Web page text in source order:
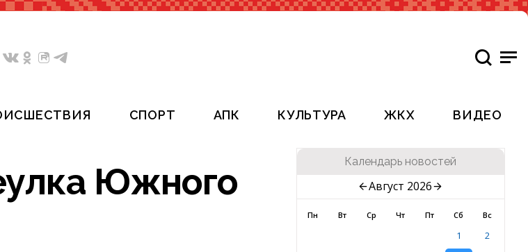
СПОРТ АПК КУЛЬТУРА ЖКХ ВИДЕО
Южного
Календарь новостей
Август 2026
Пн Вт Ср Чт Пт Сб Вс
1
2